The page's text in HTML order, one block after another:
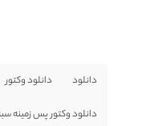
دانلود دانلود وکتور
دانلود وکتور پس زمینه